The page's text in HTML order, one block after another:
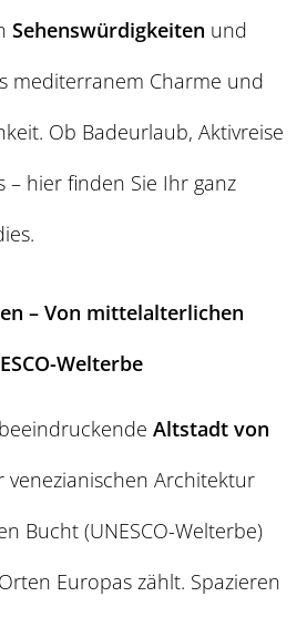
Sehenswürdigkeiten und
mediterranem Charme und
Ob Badeurlaub, Aktivreise
– hier finden Sie Ihr ganz
– Von mittelalterlichen
Welterbe
Altstadt von
venezianischen Architektur
Bucht (UNESCO-Welterbe)
Europas zählt. Spazieren